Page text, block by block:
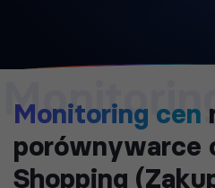
Monitoring cen
porównywarce
Shopping